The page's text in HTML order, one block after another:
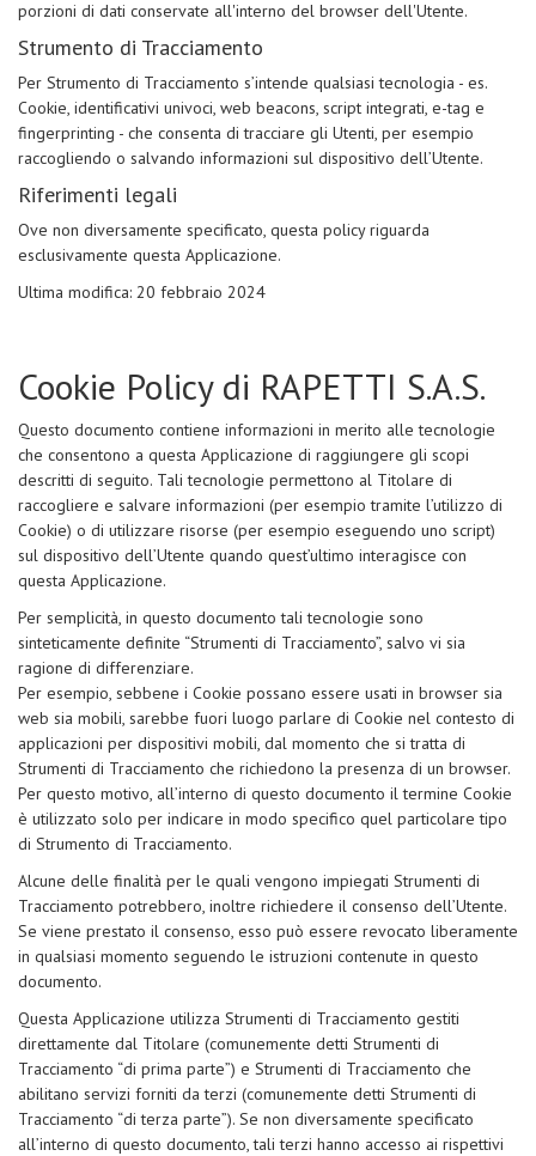
porzioni di dati conservate all'interno del browser dell'Utente.
Strumento di Tracciamento
Per Strumento di Tracciamento s’intende qualsiasi tecnologia - es.
Cookie, identificativi univoci, web beacons, script integrati, e-tag e
fingerprinting - che consenta di tracciare gli Utenti, per esempio
raccogliendo o salvando informazioni sul dispositivo dell’Utente.
Riferimenti legali
Ove non diversamente specificato, questa policy riguarda
esclusivamente questa Applicazione.
Ultima modifica: 20 febbraio 2024
Cookie Policy di RAPETTI S.A.S.
Questo documento contiene informazioni in merito alle tecnologie
che consentono a questa Applicazione di raggiungere gli scopi
descritti di seguito. Tali tecnologie permettono al Titolare di
raccogliere e salvare informazioni (per esempio tramite l’utilizzo di
Cookie) o di utilizzare risorse (per esempio eseguendo uno script)
sul dispositivo dell’Utente quando quest’ultimo interagisce con
questa Applicazione.
Per semplicità, in questo documento tali tecnologie sono
sinteticamente definite “Strumenti di Tracciamento”, salvo vi sia
ragione di differenziare.
Per esempio, sebbene i Cookie possano essere usati in browser sia
web sia mobili, sarebbe fuori luogo parlare di Cookie nel contesto di
applicazioni per dispositivi mobili, dal momento che si tratta di
Strumenti di Tracciamento che richiedono la presenza di un browser.
Per questo motivo, all’interno di questo documento il termine Cookie
è utilizzato solo per indicare in modo specifico quel particolare tipo
di Strumento di Tracciamento.
Alcune delle finalità per le quali vengono impiegati Strumenti di
Tracciamento potrebbero, inoltre richiedere il consenso dell’Utente.
Se viene prestato il consenso, esso può essere revocato liberamente
in qualsiasi momento seguendo le istruzioni contenute in questo
documento.
Questa Applicazione utilizza Strumenti di Tracciamento gestiti
direttamente dal Titolare (comunemente detti Strumenti di
Tracciamento “di prima parte”) e Strumenti di Tracciamento che
abilitano servizi forniti da terzi (comunemente detti Strumenti di
Tracciamento “di terza parte”). Se non diversamente specificato
all’interno di questo documento, tali terzi hanno accesso ai rispettivi